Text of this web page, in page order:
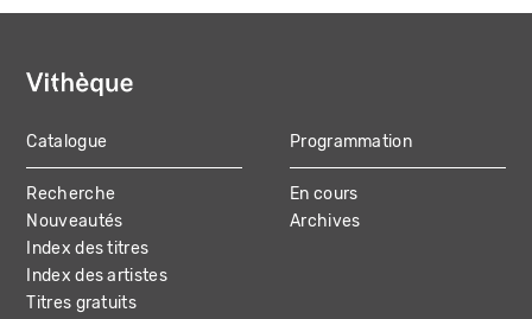
MAIN
NAVIGATION
Catalogue
Recherche
Nouveautés
Index des titres
Index des artistes
Titres gratuits
Programmation
En cours
Archives